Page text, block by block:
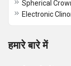
Electronic
हमारे बारे में